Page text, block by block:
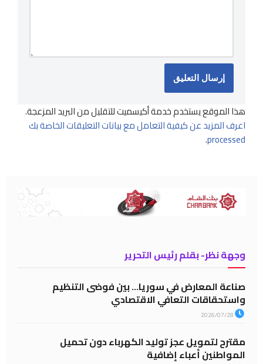
هذا الموقع يستخدم خدمة أكيسميت للتقليل من البريد المزعجة.
اعرف المزيد عن كيفية التعامل مع بيانات التعليقات الخاصة بك
processed
.
وجهة نظر- بقلم رئيس التحرير
صناعة المعارض في سوريا… بين فوضى التنظيم
واستحقاقات التعافي الاقتصادي
مقترح لتمويل عجز توليد الكهرباء دون تحميل
المواطنين أعباء إضافية